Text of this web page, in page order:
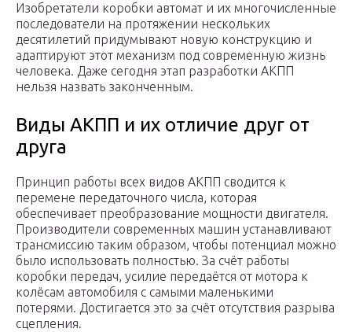
Изобретатели коробки автомат и их многочисленные
последователи на протяжении нескольких
десятилетий придумывают новую конструкцию и
адаптируют этот механизм под современную жизнь
человека. Даже сегодня этап разработки АКПП
нельзя назвать законченным.
Виды АКПП и их отличие друг от
друга
Принцип работы всех видов АКПП сводится к
перемене передаточного числа, которая
обеспечивает преобразование мощности двигателя.
Производители современных машин устанавливают
трансмиссию таким образом, чтобы потенциал можно
было использовать полностью. За счёт работы
коробки передач, усилие передаётся от мотора к
колёсам автомобиля с самыми маленькими
потерями. Достигается это за счёт отсутствия разрыва
сцепления.